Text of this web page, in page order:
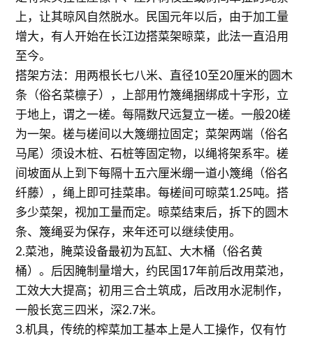
上，让其晾风自然脱水。民国元年以后，由于加工量
增大，有人开始在长江边搭菜架晾菜，此法一直沿用
至今。
搭架方法：用两根长七八米、直径10至20厘米的圆木
条（俗名菜檩子），上部用竹篾绳捆绑成十字形，立
于地上，谓之一槎。每隔数尺远复立一槎。一般20槎
为一架。槎与槎间以大篾绷拉固定；菜架两端（俗名
马尾）须设木桩、石桩等固定物，以绳将架系牢。槎
间坡面从上到下每隔十五六厘米绷一道小篾绳（俗名
纤藤），绳上即可挂菜串。每槎间可晾菜1.25吨。搭
多少菜架，视加工量而定。晾菜结束后，拆下的圆木
条、篾绳妥为保存，来年还可以继续使用。
2.菜池，腌菜设备最初为瓦缸、大木桶（俗名黄
桶）。后因腌制量增大，约民国17年前后改用菜池，
工效大大提高；初用三合土筑成，后改用水泥制作，
一般长宽三四米，深2.7米。
3.机具，传统的榨菜加工基本上是人工操作，仅有竹